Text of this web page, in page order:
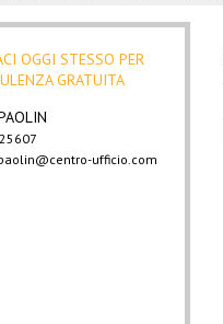
OGGI STESSO PER
GRATUITA
ufficio.com